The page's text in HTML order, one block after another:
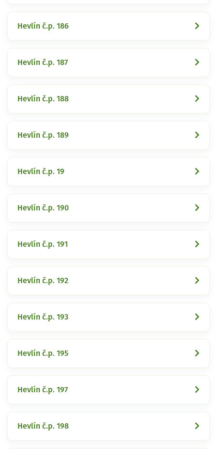
Hevlín č.p. 186
Hevlín č.p. 187
Hevlín č.p. 188
Hevlín č.p. 189
Hevlín č.p. 19
Hevlín č.p. 190
Hevlín č.p. 191
Hevlín č.p. 192
Hevlín č.p. 193
Hevlín č.p. 195
Hevlín č.p. 197
Hevlín č.p. 198